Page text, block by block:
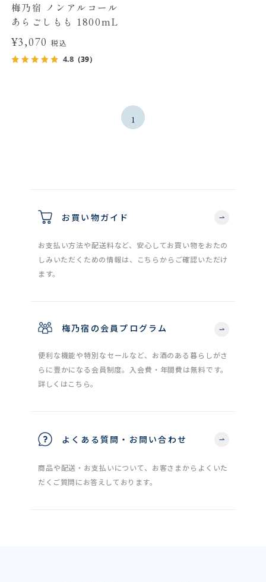
梅乃宿 ノンアルコール
あらごしもも 1800mL
¥3,070税込
4.8（39）
1
お買い物ガイド
お支払い方法や配送料など、安心してお買い物をおたの
しみいただくための情報は、こちらからご確認いただけ
ます。
梅乃宿の会員プログラム
便利な機能や特別なセールなど、お酒のある暮らしがさ
らに豊かになる会員制度。入会費・年間費は無料です。
詳しくはこちら。
よくある質問・お問い合わせ
商品や配送・お支払いについて、お客さまからよくいた
だくご質問にお答えしております。